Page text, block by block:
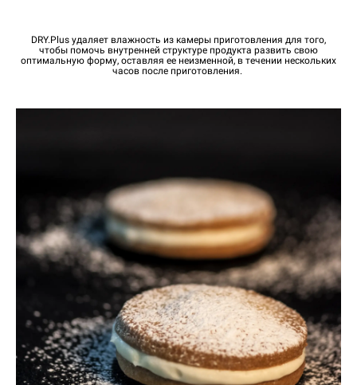
DRY.Plus удаляет влажность из камеры приготовления для того,
чтобы помочь внутренней структуре продукта развить свою
оптимальную форму, оставляя ее неизменной, в течении нескольких
часов после приготовления.